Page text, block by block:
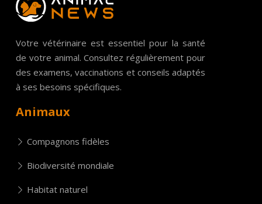
Votre vétérinaire est essentiel pour la santé
de votre animal. Consultez régulièrement pour
des examens, vaccinations et conseils adaptés
à ses besoins spécifiques.
Animaux
Compagnons fidèles
Biodiversité mondiale
Habitat naturel